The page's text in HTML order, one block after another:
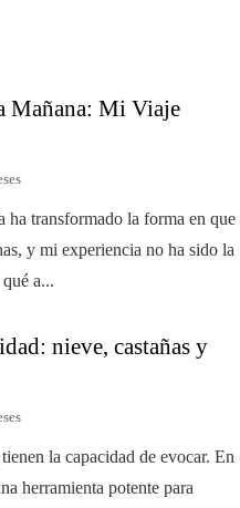
Mañana: Mi Viaje
ha transformado la forma en que
y mi experiencia no ha sido la
a...
nieve, castañas y
la capacidad de evocar. En
herramienta potente para